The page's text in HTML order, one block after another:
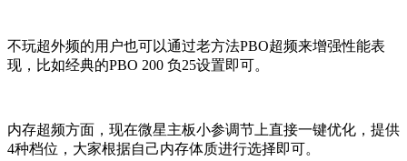
不玩超外频的用户也可以通过老方法PBO超频来增强性能表
现，比如经典的PBO 200 负25设置即可。
内存超频方面，现在微星主板小参调节上直接一键优化，提供
4种档位，大家根据自己内存体质进行选择即可。